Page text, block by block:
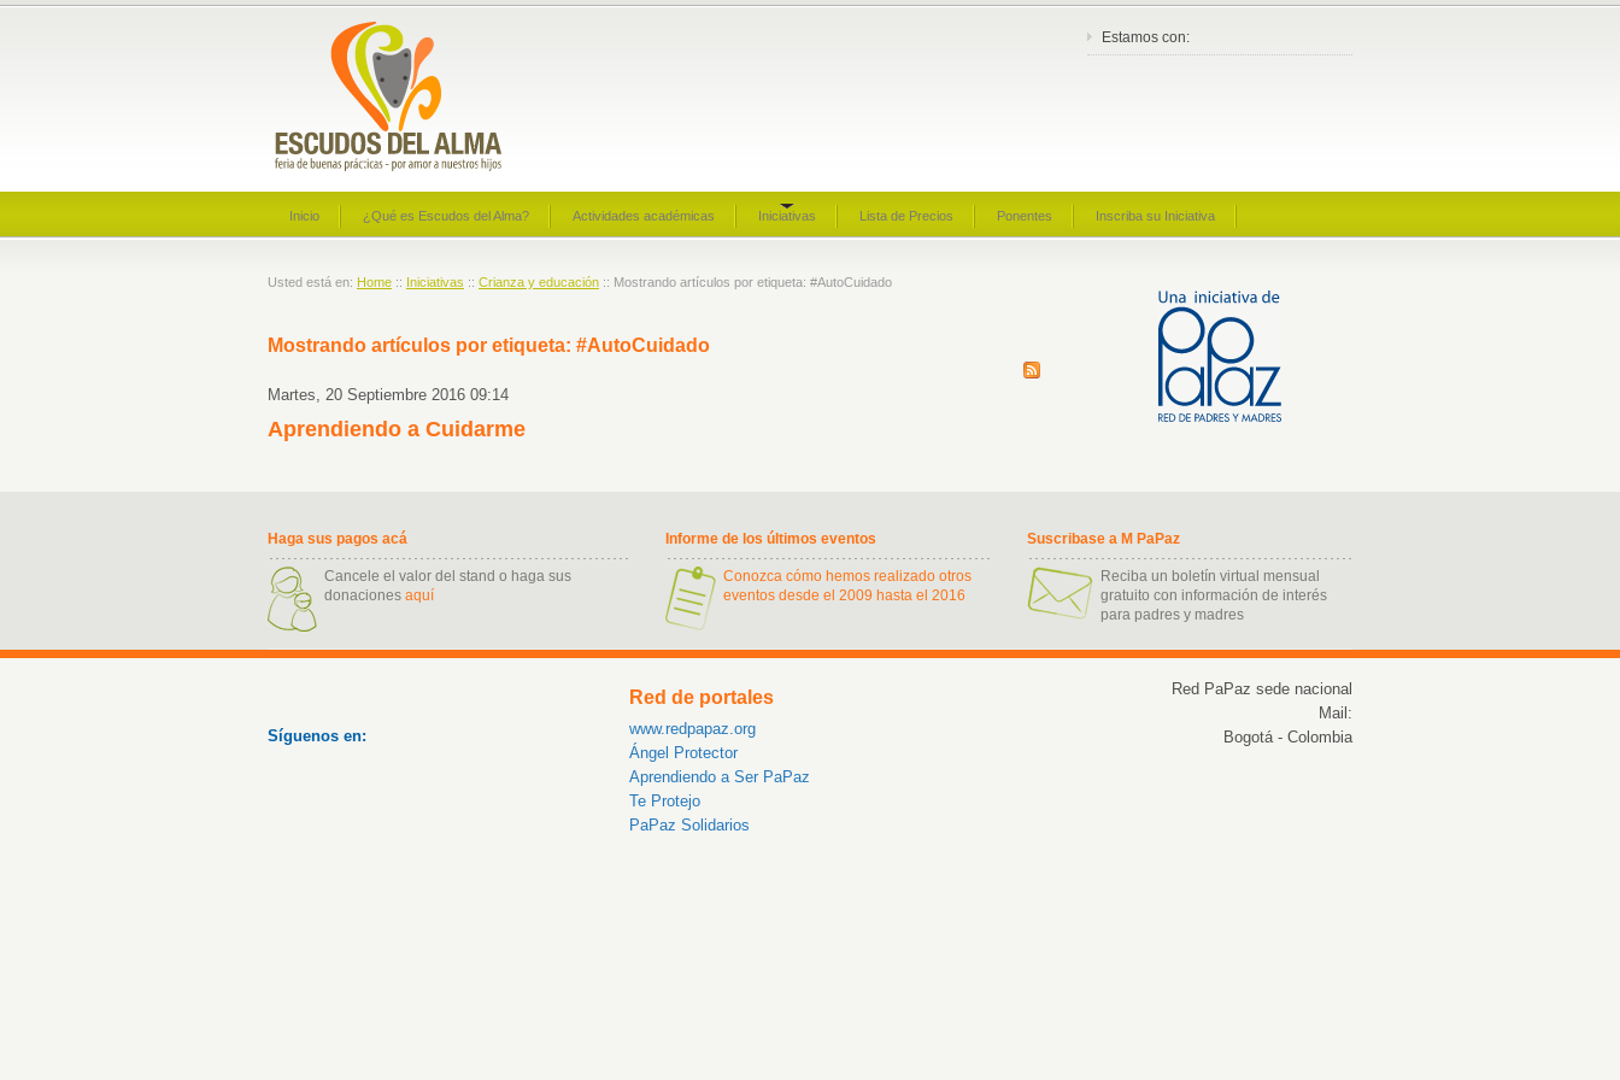
Estamos con:
Inicio ¿Qué es Escudos del Alma? Actividades académicas Iniciativas Lista de Precios Ponentes Inscriba su Iniciativa
Usted está en: Home :: Iniciativas :: Crianza y educación :: Mostrando artículos por etiqueta: #AutoCuidado
Mostrando artículos por etiqueta: #AutoCuidado
Martes, 20 Septiembre 2016 09:14
Aprendiendo a Cuidarme
Haga sus pagos acá
Cancele el valor del stand o haga sus
donaciones aquí
Informe de los últimos eventos
Conozca cómo hemos realizado otros
eventos desde el 2009 hasta el 2016
Suscribase a M PaPaz
Reciba un boletín virtual mensual
gratuito con información de interés
para padres y madres
Síguenos en:
Red de portales
www.redpapaz.org
Ángel Protector
Aprendiendo a Ser PaPaz
Te Protejo
PaPaz Solidarios
Red PaPaz sede nacional
Mail:
Bogotá - Colombia